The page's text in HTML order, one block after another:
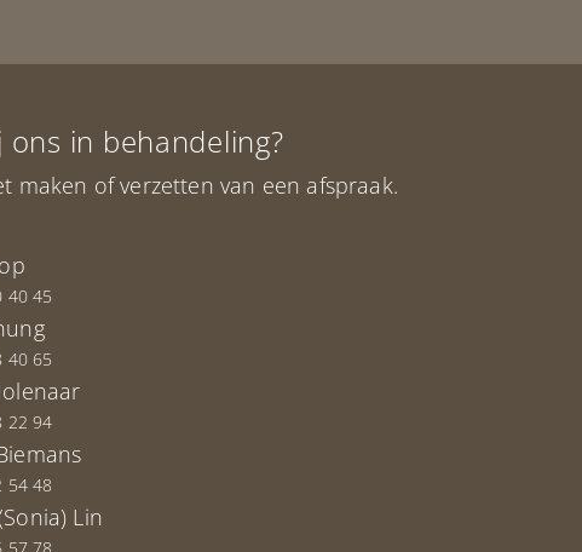
ons in behandeling?
maken of verzetten van een afspraak.
40 45
40 65
22 94
54 48
Lin